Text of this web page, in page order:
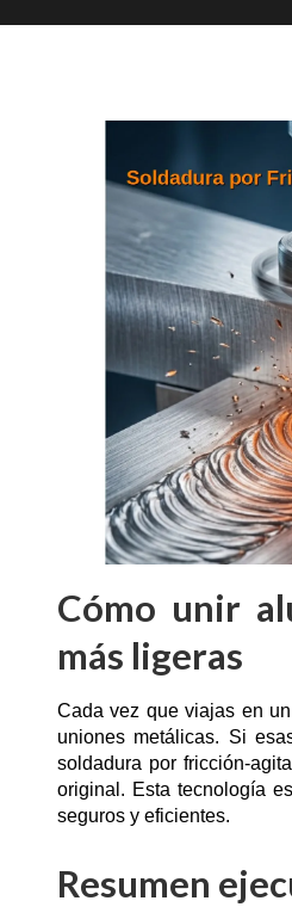
Cómo unir
más ligeras
Cada vez que viajas en
uniones metálicas. Si
soldadura por fricción-
original. Esta tecnología
seguros y eficientes.
Resumen